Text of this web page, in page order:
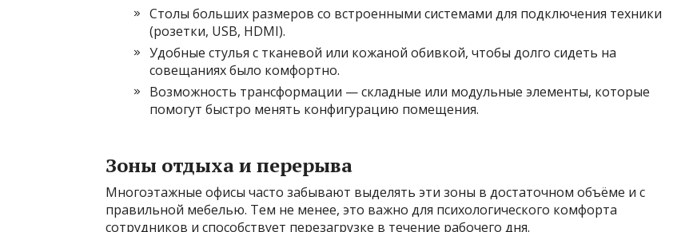
Столы больших размеров со встроенными системами для подключения техники
(розетки, USB, HDMI).
Удобные стулья с тканевой или кожаной обивкой, чтобы долго сидеть на
совещаниях было комфортно.
Возможность трансформации — складные или модульные элементы, которые
помогут быстро менять конфигурацию помещения.
Зоны отдыха и перерыва
Многоэтажные офисы часто забывают выделять эти зоны в достаточном объёме и с
правильной мебелью. Тем не менее, это важно для психологического комфорта
сотрудников и способствует перезагрузке в течение рабочего дня.